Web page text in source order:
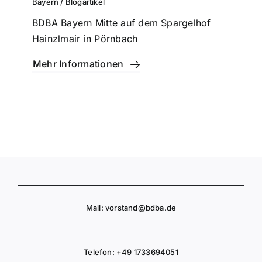
BDBA Bayern Mitte auf dem Spar­gel­hof
Hainz­l­mair in Pörnbach
Mehr Infor­ma­tio­nen
Mail:vorstand@bdba.de
Telefon: +49 1733694051